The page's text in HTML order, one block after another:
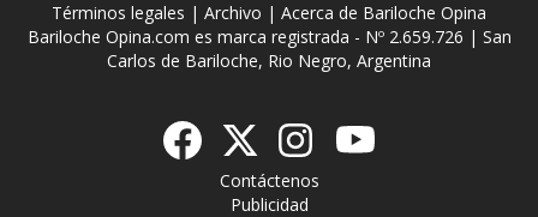
Términos legales | Archivo | Acerca de Bariloche Opina
Bariloche Opina.com es marca registrada - Nº 2.659.726 | San
Carlos de Bariloche, Rio Negro, Argentina
Contáctenos
Publicidad